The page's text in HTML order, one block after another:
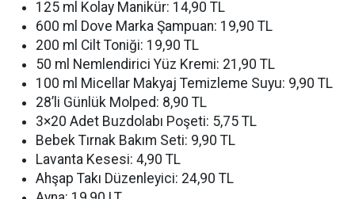
125 ml Kolay Manikür: 14,90 TL
600 ml Dove Marka Şampuan: 19,90 TL
200 ml Cilt Toniği: 19,90 TL
50 ml Nemlendirici Yüz Kremi: 21,90 TL
100 ml Micellar Makyaj Temizleme Suyu: 9,90 TL
28’li Günlük Molped: 8,90 TL
3×20 Adet Buzdolabı Poşeti: 5,75 TL
Bebek Tırnak Bakım Seti: 9,90 TL
Lavanta Kesesi: 4,90 TL
Ahşap Takı Düzenleyici: 24,90 TL